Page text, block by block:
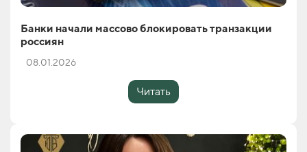
Банки начали массово блокировать транзакции
россиян
08.01.2026
Читать